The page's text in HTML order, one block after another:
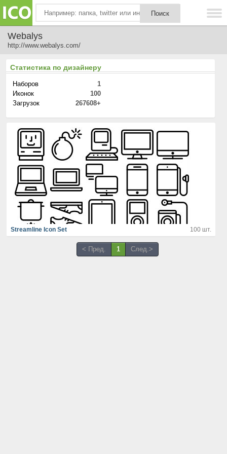
Webalys
http://www.webalys.com/
Статистика по дизайнеру
Наборов
1
Иконок
100
Загрузок
267608+
Streamline Icon Set 100 шт.
< Пред. 1 След.>